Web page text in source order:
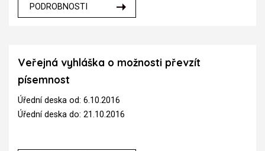
PODROBNOSTI
Veřejná vyhláška o možnosti převzít
písemnost
Úřední deska od: 6.10.2016
Úřední deska do: 21.10.2016